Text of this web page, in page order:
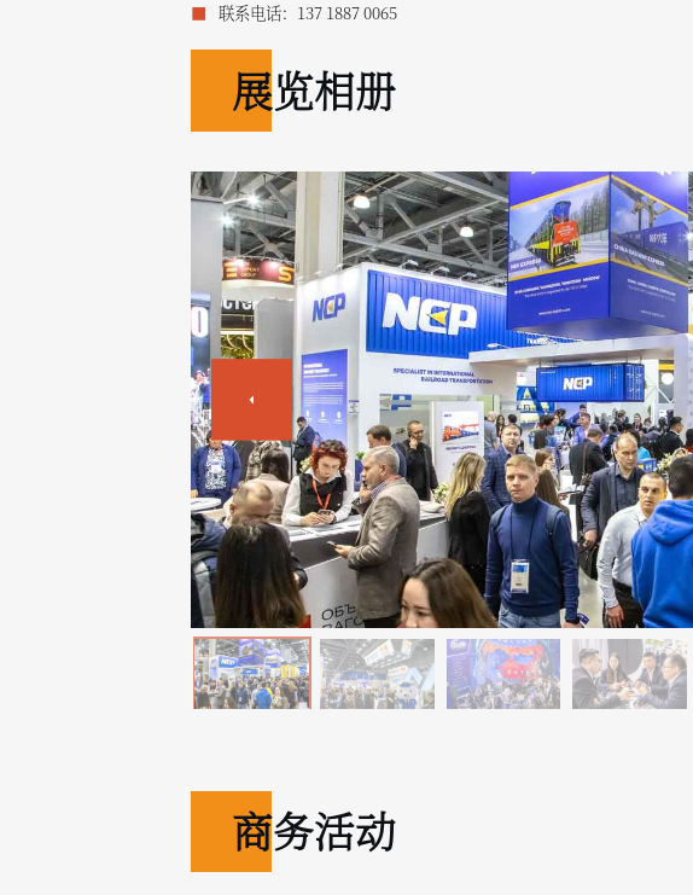
联系电话：137 1887 0065
展览相册
商务活动